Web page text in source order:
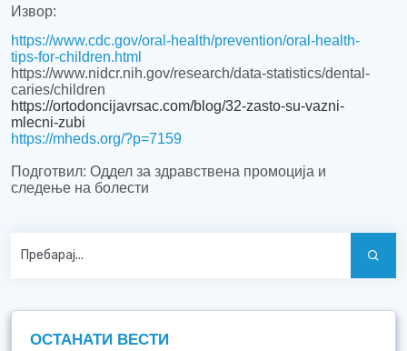
Извор:
https://www.cdc.gov/oral-health/prevention/oral-health-
tips-for-children.html
https://www.nidcr.nih.gov/research/data-statistics/dental-
caries/children
https://ortodoncijavrsac.com/blog/32-zasto-su-vazni-
mlecni-zubi
https://mheds.org/?p=7159
Подготвил: Оддел за здравствена промоција и
следење на болести
ОСТАНАТИ ВЕСТИ